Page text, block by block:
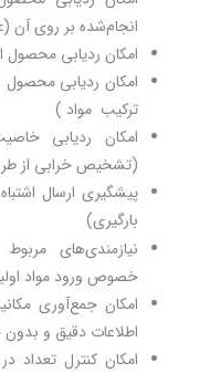
انجام‌شده بر روی آن
امکان ردیابی محصول
امکان ردیابی محصول
ترکيب مواد )
امکان ردیابی
(تشخیص خرابی از
پیشگیری ارسال
بارگیری)
نیازمندی‌های
خصوص ورود مواد
امکان جمع‌آوری
اطلاعات دقیق و
امکان کنترل تعداد